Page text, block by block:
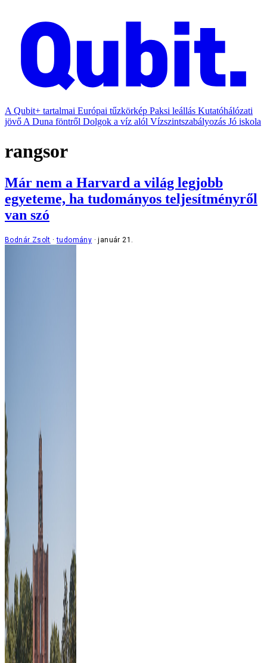
A Qubit+ tartalmai Európai tűzkörkép Paksi leállás Kutatóhálózati
jövő A Duna föntről Dolgok a víz alól Vízszintszabályozás Jó iskola
rangsor
Már nem a Harvard a világ legjobb
egyeteme, ha tudományos teljesítményről
van szó
Bodnár Zsolt tudomány január 21.